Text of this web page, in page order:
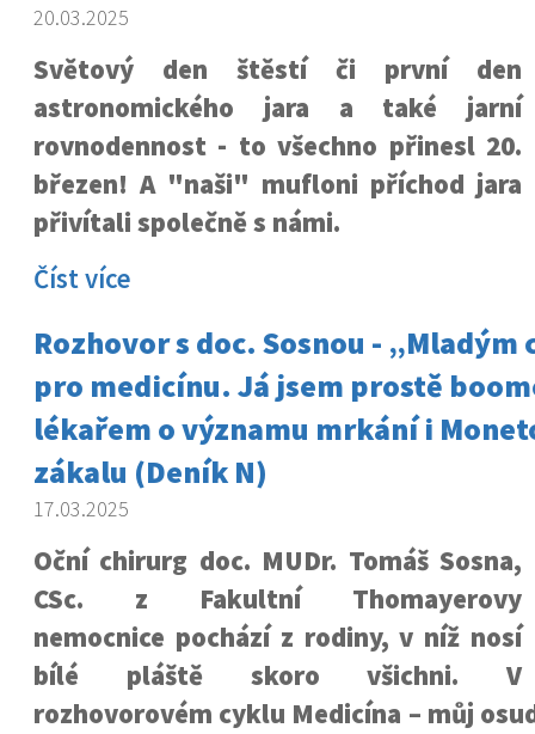
20.03.2025
Světový den štěstí či první den
astronomického jara a také jarní
rovnodennost - to všechno přinesl 20.
březen! A "naši" mufloni příchod jara
přivítali společně s námi.
Číst více
Rozhovor s doc. Sosnou - „Mladým
pro medicínu. Já jsem prostě
lékařem o významu mrkání i
zákalu (Deník N)
17.03.2025
Oční chirurg doc. MUDr. Tomáš Sosna,
CSc. z Fakultní Thomayerovy
nemocnice pochází z rodiny, v níž nosí
bílé pláště skoro všichni. V
rozhovorovém cyklu Medicína – můj